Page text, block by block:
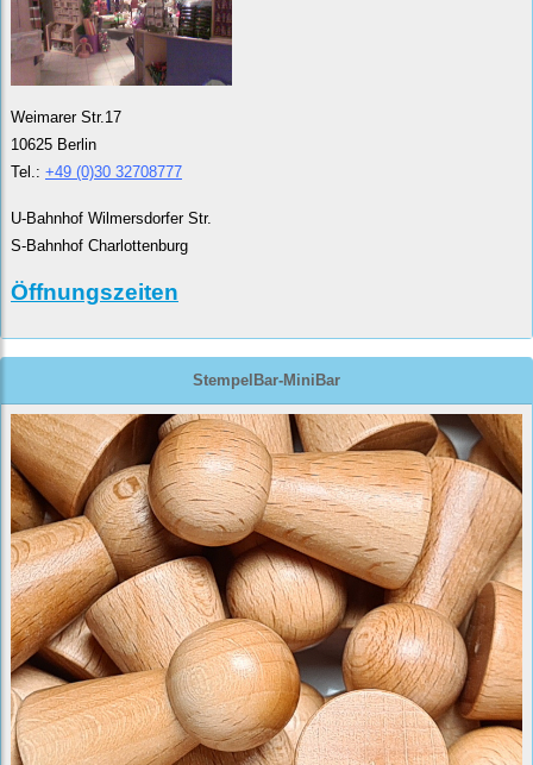
Weimarer Str.17
10625 Berlin
Tel.: +49 (0)30 32708777
U-Bahnhof Wilmersdorfer Str.
S-Bahnhof Charlottenburg
Öffnungszeiten
StempelBar-MiniBar